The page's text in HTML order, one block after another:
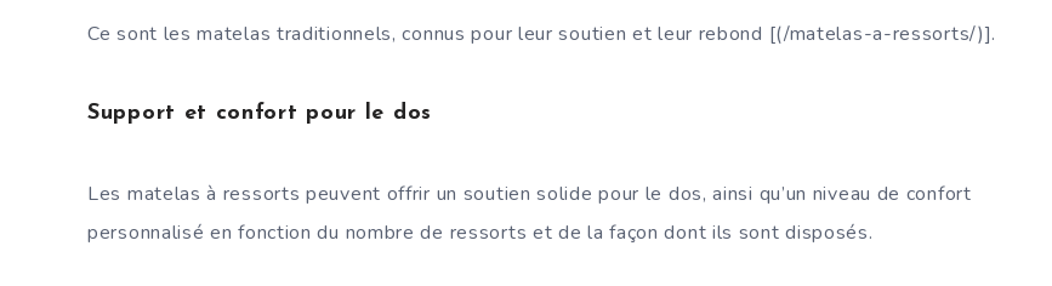
Ce sont les matelas traditionnels, connus pour leur soutien et leur rebond [(/matelas-a-ressorts/)].
Support et confort pour le dos
Les matelas à ressorts peuvent offrir un soutien solide pour le dos, ainsi qu’un niveau de confort
personnalisé en fonction du nombre de ressorts et de la façon dont ils sont disposés.